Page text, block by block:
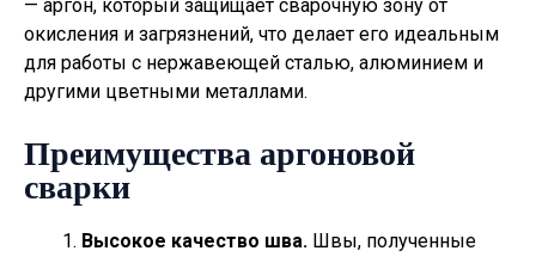
— аргон, который защищает сварочную зону от
окисления и загрязнений, что делает его идеальным
для работы с нержавеющей сталью, алюминием и
другими цветными металлами.
Преимущества аргоновой
сварки
Высокое качество шва. Швы, полученные